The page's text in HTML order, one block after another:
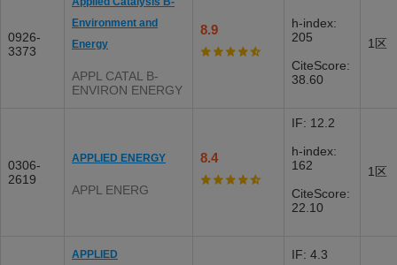
0926-
3373
Environment and
Energy
APPL CATAL B-
ENVIRON ENERGY
8.9
h-index:
205
CiteScore:
38.60
1区
0306-
2619
APPLIED ENERGY
APPL ENERG
8.4
IF: 12.2
h-index:
162
CiteScore:
22.10
1区
APPLIED
IF: 4.3